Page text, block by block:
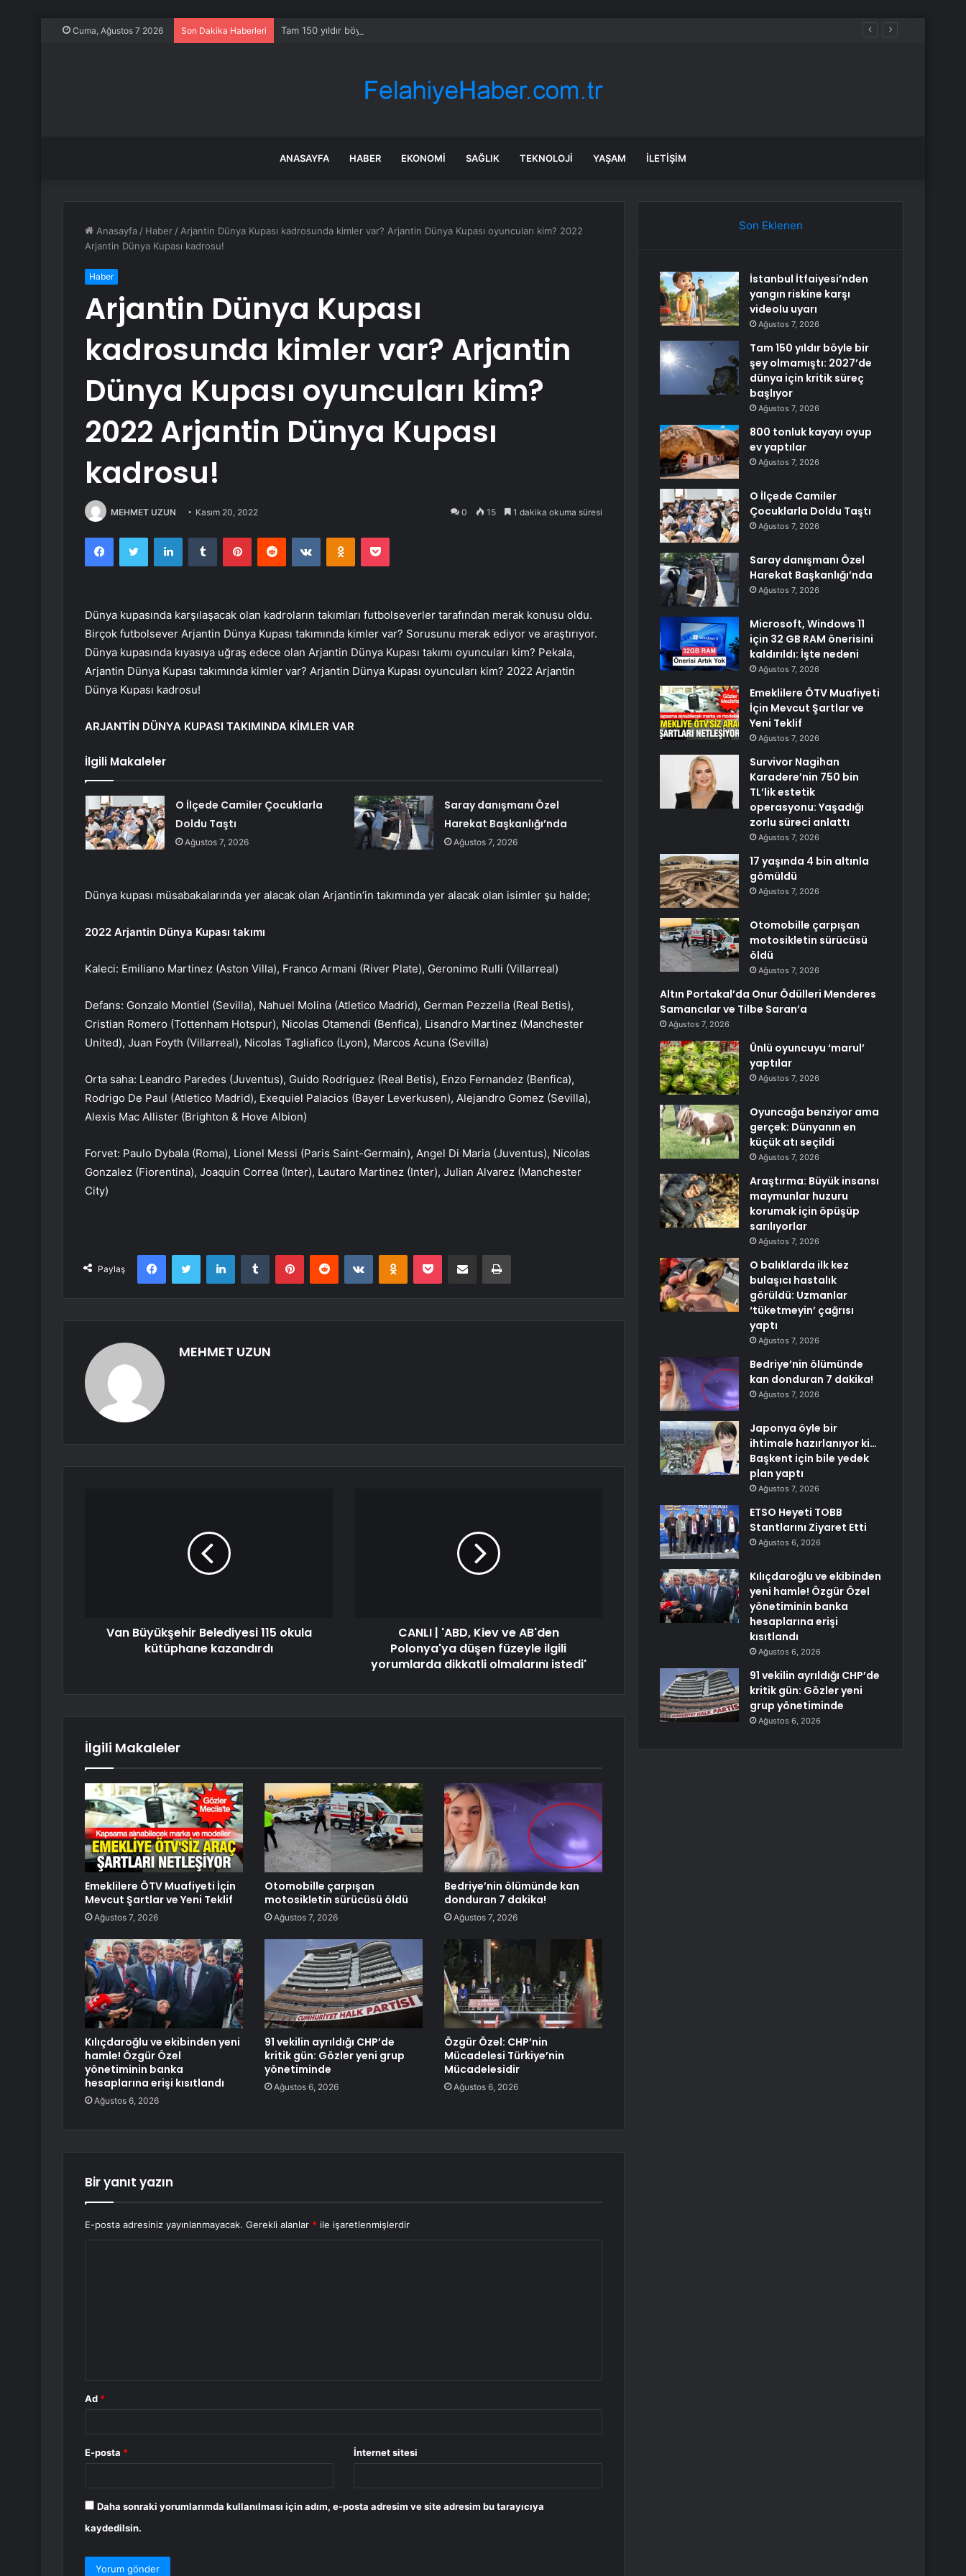
Cuma, Ağustos 7 2026 Son Dakika Haberleri Tam 150 yıldır böyle bir şey olmamıştı: 2027’de dünya için kritik süreç başlıyor
ANASAYFA HABER EKONOMI SAĞLIK TEKNOLOJI YAŞAM İLETIŞIM
Anasayfa / Haber / Arjantin Dünya Kupası kadrosunda kimler var? Arjantin Dünya Kupası oyuncuları kim? 2022
Arjantin Dünya Kupası kadrosu!
Haber
Arjantin Dünya Kupası
kadrosunda kimler var? Arjantin
Dünya Kupası oyuncuları kim?
2022 Arjantin Dünya Kupası
kadrosu!
MEHMET UZUN Kasım 20, 2022 0 15 1 dakika okuma süresi
FacebookTwitter LinkedInTumblr PinterestReddit VKontakteOdnoklassniki
Pocket
Dünya kupasında karşılaşacak olan kadroların takımları futbolseverler tarafından merak konusu oldu.
Birçok futbolsever Arjantin Dünya Kupası takımında kimler var? Sorusunu merak ediyor ve araştırıyor.
Dünya kupasında kıyasıya uğraş edece olan Arjantin Dünya Kupası takımı oyuncuları kim? Pekala,
Arjantin Dünya Kupası takımında kimler var? Arjantin Dünya Kupası oyuncuları kim? 2022 Arjantin
Dünya Kupası kadrosu!
ARJANTİN DÜNYA KUPASI TAKIMINDA KİMLER VAR
İlgili Makaleler
O İlçede Camiler Çocuklarla
Doldu Taştı
Ağustos 7, 2026
Saray danışmanı Özel
Harekat Başkanlığı’nda
Ağustos 7, 2026
Dünya kupası müsabakalarında yer alacak olan Arjantin’in takımında yer alacak olan isimler şu halde;
2022 Arjantin Dünya Kupası takımı
Kaleci: Emiliano Martinez (Aston Villa), Franco Armani (River Plate), Geronimo Rulli (Villarreal)
Defans: Gonzalo Montiel (Sevilla), Nahuel Molina (Atletico Madrid), German Pezzella (Real Betis),
Cristian Romero (Tottenham Hotspur), Nicolas Otamendi (Benfica), Lisandro Martinez (Manchester
United), Juan Foyth (Villarreal), Nicolas Tagliafico (Lyon), Marcos Acuna (Sevilla)
Orta saha: Leandro Paredes (Juventus), Guido Rodriguez (Real Betis), Enzo Fernandez (Benfica),
Rodrigo De Paul (Atletico Madrid), Exequiel Palacios (Bayer Leverkusen), Alejandro Gomez (Sevilla),
Alexis Mac Allister (Brighton & Hove Albion)
Forvet: Paulo Dybala (Roma), Lionel Messi (Paris Saint-Germain), Angel Di Maria (Juventus), Nicolas
Gonzalez (Fiorentina), Joaquin Correa (Inter), Lautaro Martinez (Inter), Julian Alvarez (Manchester
City)
Paylaş
FacebookTwitter LinkedInTumblr PinterestReddit VKontakteOdnoklassniki
Pocket E-Posta ile paylaş Yazdır
MEHMET UZUN
Van Büyükşehir Belediyesi 115 okula
kütüphane kazandırdı
CANLI | 'ABD, Kiev ve AB'den
Polonya'ya düşen füzeyle ilgili
yorumlarda dikkatli olmalarını istedi'
İlgili Makaleler
Emeklilere ÖTV Muafiyeti İçin
Mevcut Şartlar ve Yeni Teklif
Ağustos 7, 2026
Otomobille çarpışan
motosikletin sürücüsü öldü
Ağustos 7, 2026
Bedriye’nin ölümünde kan
donduran 7 dakika!
Ağustos 7, 2026
Kılıçdaroğlu ve ekibinden yeni
hamle! Özgür Özel
yönetiminin banka
hesaplarına erişi kısıtlandı
Ağustos 6, 2026
91 vekilin ayrıldığı CHP’de
kritik gün: Gözler yeni grup
yönetiminde
Ağustos 6, 2026
Özgür Özel: CHP’nin
Mücadelesi Türkiye’nin
Mücadelesidir
Ağustos 6, 2026
Bir yanıt yazın
E-posta adresiniz yayınlanmayacak. Gerekli alanlar * ile işaretlenmişlerdir
Ad *
E-posta * İnternet sitesi
Daha sonraki yorumlarımda kullanılması için adım, e-posta adresim ve site adresim bu tarayıcıya
kaydedilsin.
Son Eklenen
İstanbul İtfaiyesi’nden
yangın riskine karşı
videolu uyarı
Ağustos 7, 2026
Tam 150 yıldır böyle bir
şey olmamıştı: 2027’de
dünya için kritik süreç
başlıyor
Ağustos 7, 2026
800 tonluk kayayı oyup
ev yaptılar
Ağustos 7, 2026
O İlçede Camiler
Çocuklarla Doldu Taştı
Ağustos 7, 2026
Saray danışmanı Özel
Harekat Başkanlığı’nda
Ağustos 7, 2026
Microsoft, Windows 11
için 32 GB RAM önerisini
kaldırıldı: İşte nedeni
Ağustos 7, 2026
Emeklilere ÖTV Muafiyeti
İçin Mevcut Şartlar ve
Yeni Teklif
Ağustos 7, 2026
Survivor Nagihan
Karadere’nin 750 bin
TL’lik estetik
operasyonu: Yaşadığı
zorlu süreci anlattı
Ağustos 7, 2026
17 yaşında 4 bin altınla
gömüldü
Ağustos 7, 2026
Otomobille çarpışan
motosikletin sürücüsü
öldü
Ağustos 7, 2026
Altın Portakal’da Onur Ödülleri Menderes
Samancılar ve Tilbe Saran’a
Ağustos 7, 2026
Ünlü oyuncuyu ‘marul’
yaptılar
Ağustos 7, 2026
Oyuncağa benziyor ama
gerçek: Dünyanın en
küçük atı seçildi
Ağustos 7, 2026
Araştırma: Büyük insansı
maymunlar huzuru
korumak için öpüşüp
sarılıyorlar
Ağustos 7, 2026
O balıklarda ilk kez
bulaşıcı hastalık
görüldü: Uzmanlar
‘tüketmeyin’ çağrısı
yaptı
Ağustos 7, 2026
Bedriye’nin ölümünde
kan donduran 7 dakika!
Ağustos 7, 2026
Japonya öyle bir
ihtimale hazırlanıyor ki…
Başkent için bile yedek
plan yaptı
Ağustos 7, 2026
ETSO Heyeti TOBB
Stantlarını Ziyaret Etti
Ağustos 6, 2026
Kılıçdaroğlu ve ekibinden
yeni hamle! Özgür Özel
yönetiminin banka
hesaplarına erişi
kısıtlandı
Ağustos 6, 2026
91 vekilin ayrıldığı CHP’de
kritik gün: Gözler yeni
grup yönetiminde
Ağustos 6, 2026